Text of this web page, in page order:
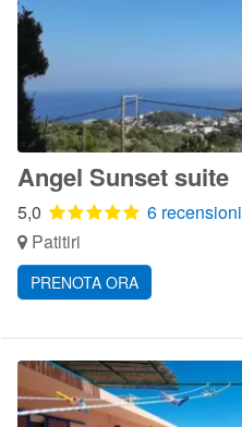
Angel Sunset suite
5,0
6 recensioni
Patitiri
PRENOTA ORA